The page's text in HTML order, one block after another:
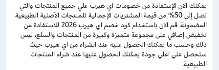
يمكنك الان الإستفادة من خصومات اي هيرب علي جميع المنتجات والتي
تصل إلي 50% من قيمة المشتريات الإجمالية للمنتجات الأصلية الطبيعية
المضمونة، قم الان باستخدام كود خصم اي هيرب 2026 للاستفادة من
تخفيض إضافي على مجموعة متميزة وكبيرة من المنتجات والسلع، ليس
ذلك وحسب ما يمكنك الحصول عليه عند الشراء من اي هيرب حيث
ستحصل علي اعلي جودة يمكنك الحصول عليها عند شراء المنتجات
الطبيعية.